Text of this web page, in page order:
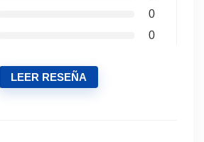
0
0
LEER RESEÑA